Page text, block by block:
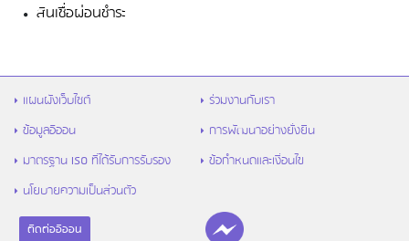
สินเชื่อผ่อนชำระ
แผนผังเว็บไซต์
ร่วมงานกับเรา
ข้อมูลอิออน
การพัฒนาอย่างยั่งยืน
มาตรฐาน ISO ที่ได้รับการรับรอง
ข้อกำหนดและเงื่อนไข
นโยบายความเป็นส่วนตัว
ติดต่ออิออน